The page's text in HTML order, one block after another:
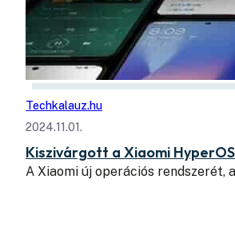
Techkalauz.hu
2024.11.01.
Kiszivárgott a Xiaomi
A Xiaomi új operációs